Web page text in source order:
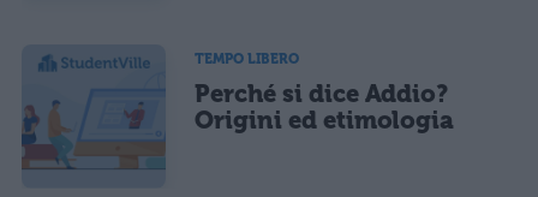
TEMPO LIBERO
Perché si dice Addio?
Origini ed etimologia